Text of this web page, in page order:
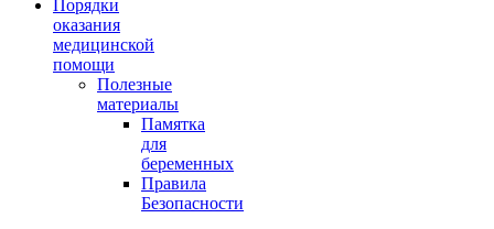
Порядки
оказания
медицинской
помощи
Полезные
материалы
Памятка
для
беременных
Правила
Безопасности